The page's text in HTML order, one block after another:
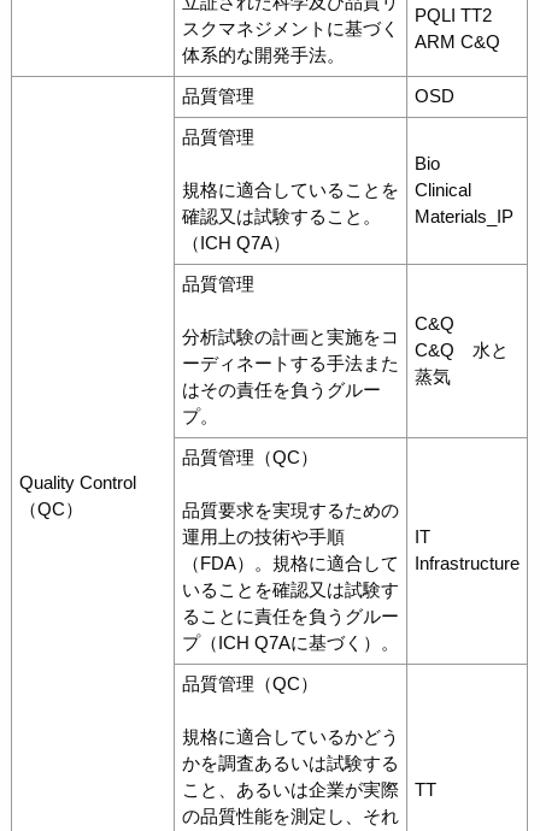
スクマネジメントに基づく
体系的な開発手法。
PQLI TT2
ARM C&Q
Quality Control
（QC）
品質管理
OSD
品質管理
規格に適合していることを
確認又は試験すること。
（ICH Q7A）
Bio
Clinical
Materials_IP
品質管理
分析試験の計画と実施をコ
ーディネートする手法また
はその責任を負うグルー
プ。
C&Q
C&Q 水と
蒸気
品質管理（QC）
品質要求を実現するための
運用上の技術や手順
（FDA）。規格に適合して
いることを確認又は試験す
ることに責任を負うグルー
プ（ICH Q7Aに基づく）。
IT
Infrastructure
品質管理（QC）
規格に適合しているかどう
かを調査あるいは試験する
こと、あるいは企業が実際
の品質性能を測定し、それ
TT